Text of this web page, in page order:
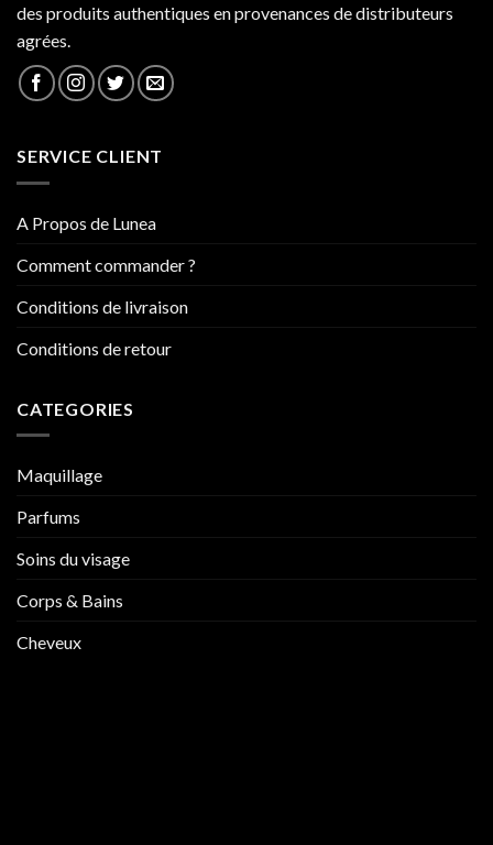
des produits authentiques en provenances de distributeurs
agrées.
SERVICE CLIENT
A Propos de Lunea
Comment commander ?
Conditions de livraison
Conditions de retour
CATEGORIES
Maquillage
Parfums
Soins du visage
Corps & Bains
Cheveux